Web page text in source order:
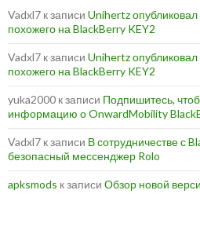
Vadxl7 к записи Unihertz опубликовал
похожего на BlackBerry KEY2
Vadxl7 к записи Unihertz опубликовал
похожего на BlackBerry KEY2
yuka2000 к записи Подпишитесь,
информацию о OnwardMobility
Vadxl7 к записи В сотрудничестве с
безопасный мессенджер Rolo
apksmods к записи Обзор новой